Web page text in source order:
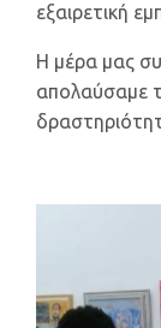
εξαιρετική
Η μέρα μας
απολαύσαμε